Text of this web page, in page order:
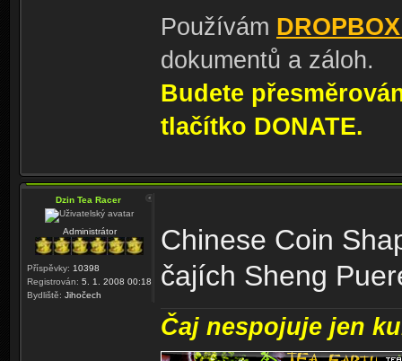
Používám
dokumentů a záloh.
Budete
tlačítko DONATE.
Dzin Tea Racer
Administrátor
Příspěvky: 10398
Registrován: 5. 1. 2008 00:18
Bydliště: Jihočech
Chinese Coin
čajích Sheng
Čaj nespojuje jen